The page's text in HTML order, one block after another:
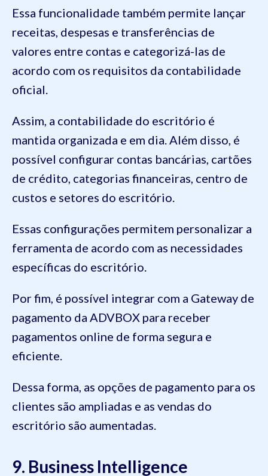
Essa funcionalidade também permite lançar
receitas, despesas e transferências de
valores entre contas e categorizá-las de
acordo com os requisitos da contabilidade
oficial.
Assim, a contabilidade do escritório é
mantida organizada e em dia. Além disso, é
possível configurar contas bancárias, cartões
de crédito, categorias financeiras, centro de
custos e setores do escritório.
Essas configurações permitem personalizar a
ferramenta de acordo com as necessidades
específicas do escritório.
Por fim, é possível integrar com a Gateway de
pagamento da ADVBOX para receber
pagamentos online de forma segura e
eficiente.
Dessa forma, as opções de pagamento para os
clientes são ampliadas e as vendas do
escritório são aumentadas.
9. Business Intelligence